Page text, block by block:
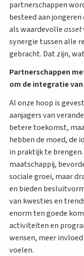
partnerschappen
besteed aan
als waardevolleasset
synergie tussen alle
gebracht. Dat zijn,
Partnerschappen
om de integratie van
Al onze hoop is
aanjagers van
betere toekomst,
hebben de moed, de
in praktijk te
maatschappij,
sociale groei, maar
en bieden
van kwesties en
enorm ten goede
activiteiten en
wensen, meer
voelen.